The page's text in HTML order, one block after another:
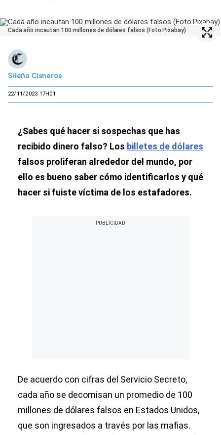
Sports
Cada año incautan 100 millones de dólares falsos (Foto:Pixabay)
Sileña Cisneros
22/11/2023 17H01
¿Sabes qué hacer si sospechas que has
recibido dinero falso? Los billetes de dólares
falsos proliferan alrededor del mundo, por
ello es bueno saber cómo identificarlos y qué
hacer si fuiste víctima de los estafadores.
De acuerdo con cifras del Servicio Secreto,
cada año se decomisan un promedio de 100
millones de dólares falsos en Estados Unidos,
que son ingresados a través por las mafias.